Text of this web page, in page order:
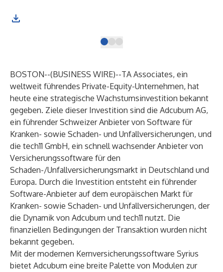
BOSTON--(BUSINESS WIRE)--TA Associates, ein
weltweit führendes Private-Equity-Unternehmen, hat
heute eine strategische Wachstumsinvestition bekannt
gegeben. Ziele dieser Investition sind die Adcubum AG,
ein führender Schweizer Anbieter von Software für
Kranken- sowie Schaden- und Unfallversicherungen, und
die tech11 GmbH, ein schnell wachsender Anbieter von
Versicherungssoftware für den
Schaden-/Unfallversicherungsmarkt in Deutschland und
Europa. Durch die Investition entsteht ein führender
Software-Anbieter auf dem europäischen Markt für
Kranken- sowie Schaden- und Unfallversicherungen, der
die Dynamik von Adcubum und tech11 nutzt. Die
finanziellen Bedingungen der Transaktion wurden nicht
bekannt gegeben.
Mit der modernen Kernversicherungssoftware Syrius
bietet Adcubum eine breite Palette von Modulen zur